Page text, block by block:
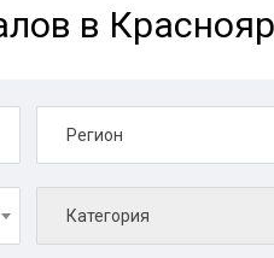
в
Регион
Категория